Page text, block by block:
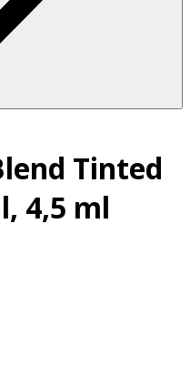
Tinted
4,5 ml